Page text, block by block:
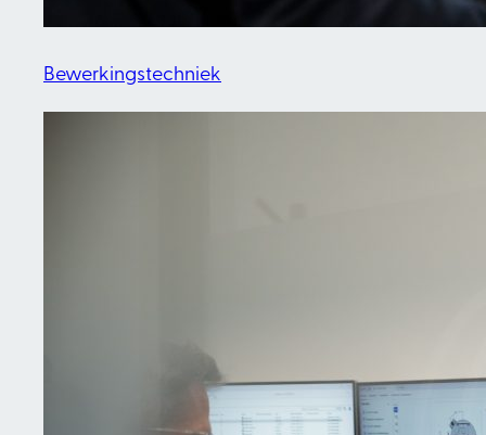
Bewerkingstechniek